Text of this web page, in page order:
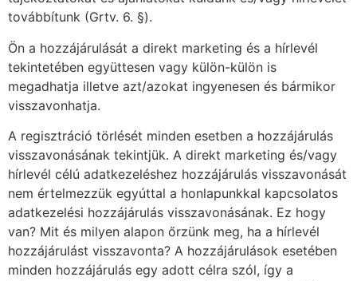
továbbítunk (Grtv. 6. §).
Ön a hozzájárulását a direkt marketing és a hírlevél
tekintetében együttesen vagy külön-külön is
megadhatja illetve azt/azokat ingyenesen és bármikor
visszavonhatja.
A regisztráció törlését minden esetben a hozzájárulás
visszavonásának tekintjük. A direkt marketing és/vagy
hírlevél célú adatkezeléshez hozzájárulás visszavonását
nem értelmezzük egyúttal a honlapunkkal kapcsolatos
adatkezelési hozzájárulás visszavonásának. Ez hogy
van? Mit és milyen alapon őrzünk meg, ha a hírlevél
hozzájárulást visszavonta? A hozzájárulások esetében
minden hozzájárulás egy adott célra szól, így a